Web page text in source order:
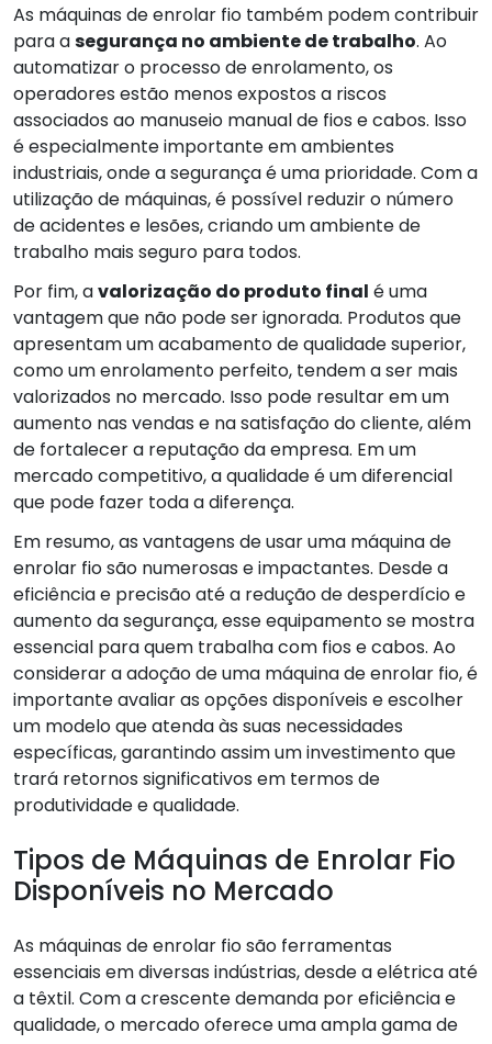
As máquinas de enrolar fio também podem contribuir
para asegurança no ambiente de trabalho. Ao
automatizar o processo de enrolamento, os
operadores estão menos expostos a riscos
associados ao manuseio manual de fios e cabos. Isso
é especialmente importante em ambientes
industriais, onde a segurança é uma prioridade. Com a
utilização de máquinas, é possível reduzir o número
de acidentes e lesões, criando um ambiente de
trabalho mais seguro para todos.
Por fim, avalorização do produto final é uma
vantagem que não pode ser ignorada. Produtos que
apresentam um acabamento de qualidade superior,
como um enrolamento perfeito, tendem a ser mais
valorizados no mercado. Isso pode resultar em um
aumento nas vendas e na satisfação do cliente, além
de fortalecer a reputação da empresa. Em um
mercado competitivo, a qualidade é um diferencial
que pode fazer toda a diferença.
Em resumo, as vantagens de usar uma máquina de
enrolar fio são numerosas e impactantes. Desde a
eficiência e precisão até a redução de desperdício e
aumento da segurança, esse equipamento se mostra
essencial para quem trabalha com fios e cabos. Ao
considerar a adoção de uma máquina de enrolar fio, é
importante avaliar as opções disponíveis e escolher
um modelo que atenda às suas necessidades
específicas, garantindo assim um investimento que
trará retornos significativos em termos de
produtividade e qualidade.
Tipos de Máquinas de Enrolar Fio
Disponíveis no Mercado
As máquinas de enrolar fio são ferramentas
essenciais em diversas indústrias, desde a elétrica até
a têxtil. Com a crescente demanda por eficiência e
qualidade, o mercado oferece uma ampla gama de